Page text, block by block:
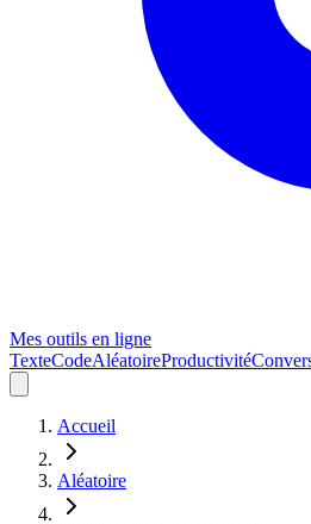
Mes outils en ligne
TexteCodeAléatoireProductivité
Accueil
Aléatoire